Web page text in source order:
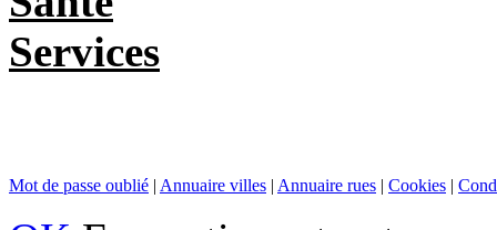
Services
Mot de passe oublié | Annuaire villes | Annuaire rues | Cookies |